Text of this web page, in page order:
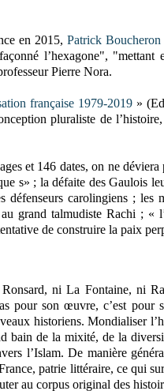
en 2015,Patrick Boucheron
l’hexagone",
Pierre Nora.
française 1979-2019 »
pluraliste de
et 146 dates, on ne
s» ; la défaite des Gaulois
défenseurs carolingiens ;
grand talmudiste Rachi ;
de construire la paix
ni La Fontaine, ni
pour son œuvre, c’est pour
historiens. Mondialiser
bain de la mixité, de la
l’Islam. De manière
patrie littéraire, ce qui
au corpus original des